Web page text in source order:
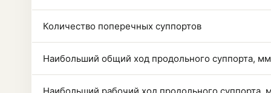
Количество поперечных суппортов
Наибольший общий ход продольного суппорта, мм
Наибольший рабочий ход продольного суппорта,